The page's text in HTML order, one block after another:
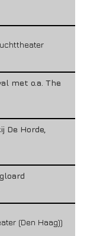
met o.a. The
De Horde,
(Den Haag))